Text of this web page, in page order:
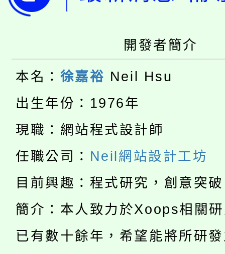
桃園市115學年度學生
生本土語及新住民語歌
公告本校115學年度第
代理(課)教師甄選結果(
公告本校115學年度第
代理(課)教師甄選結果(
轉知中國文化大學推廣
《TA101》溝通分析基
程，歡迎學生輔導中心
心理、諮商輔導、社會
系所師生報名參加。
會
學期銜接期間理賠案件
學籍身 分審查程序及
淨零綠領人才培育課程
公告本校115學年度第
開發者簡介
本名： 徐嘉裕 Neil Hsu
出生年份：1976年
現職：網站程式設計師
任職公司： Neil網站設計工坊
目前興趣：程式研究，創意突
簡介：本人致力於Xoops相關
已有數十餘年，希望能將所研